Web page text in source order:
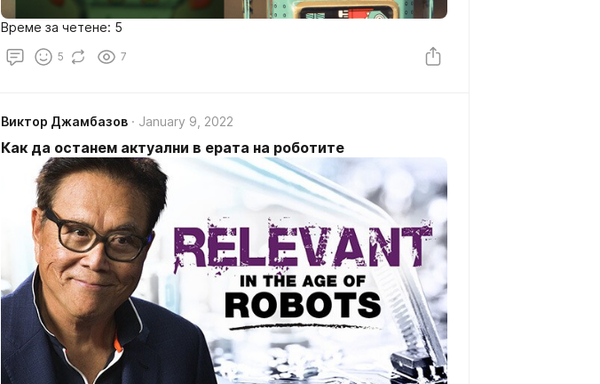
Време за четене: 5
5 7
Виктор Джамбазов January 9, 2022
Как да останем актуални в ерата на роботите